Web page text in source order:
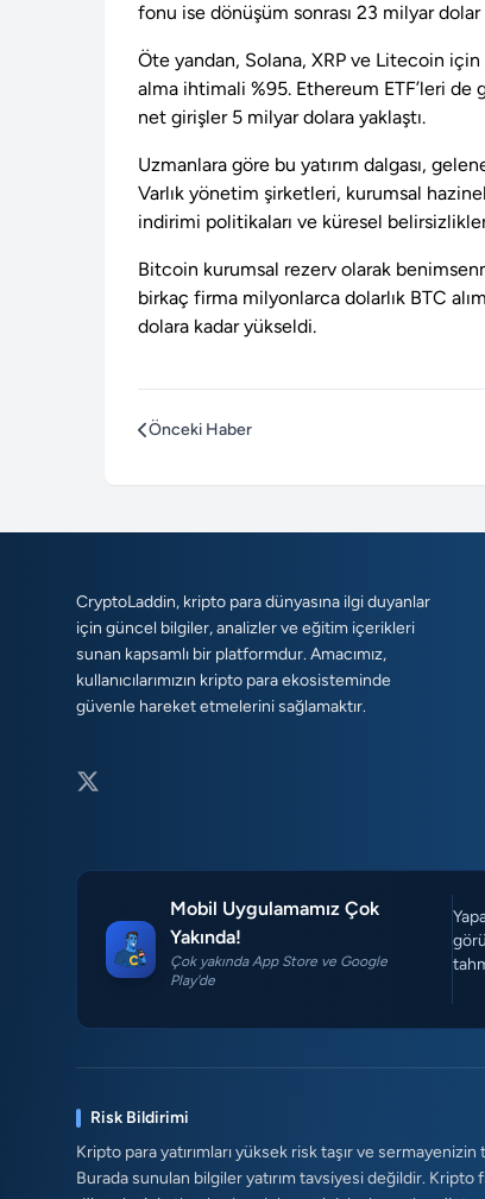
fonu ise dönüşüm sonrası 23 milyar
Öte yandan, Solana, XRP ve Litecoin için
alma ihtimali %95. Ethereum ETF’leri
net girişler 5 milyar dolara yaklaştı.
Uzmanlara göre bu yatırım dalgası,
Varlık yönetim şirketleri, kurumsal
indirimi politikaları ve küresel
Bitcoin kurumsal rezerv olarak
birkaç firma milyonlarca dolarlık BTC
dolara kadar yükseldi.
Önceki Haber
CryptoLaddin, kripto para dünyasına ilgi duyanlar
için güncel bilgiler, analizler ve eğitim içerikleri
sunan kapsamlı bir platformdur. Amacımız,
kullanıcılarımızın kripto para ekosisteminde
güvenle hareket etmelerini sağlamaktır.
Mobil Uygulamamız Çok
Yakında!
Çok yakında App Store ve Google
Play'de
Risk Bildirimi
Kripto para yatırımları yüksek risk taşır ve
Burada sunulan bilgiler yatırım tavsiyesi değildir. Kripto